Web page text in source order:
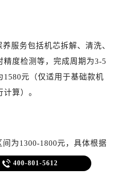
服务包括机芯拆解、清洗、
精度检测等，完成周期为3-5
元（仅适用于基础款机
算）。
为1300-1800元，具体根据
；换表蒙服务价格为2080元；
件更换通常需3天左右，若库
 400-801-5612